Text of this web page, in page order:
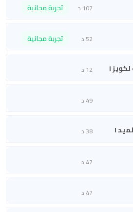
107 د تجربة مجانية
52 د تجربة مجانية
12 د
49 د
38 د
47 د
47 د